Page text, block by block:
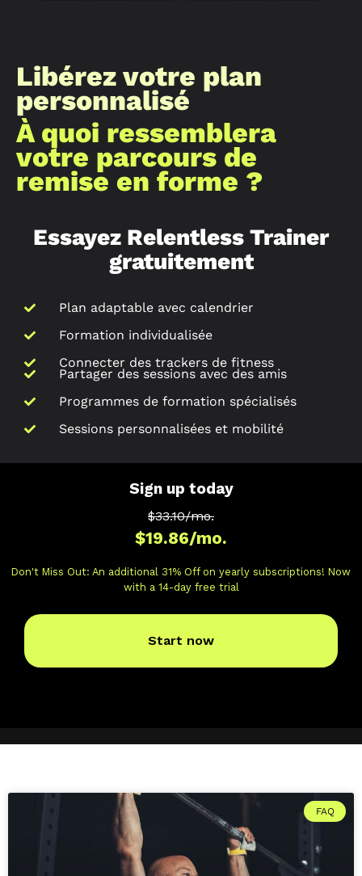
Libérez votre plan
personnalisé
À quoi ressemblera
votre parcours de
remise en forme ?
Essayez Relentless Trainer
gratuitement
Plan adaptable avec calendrier
Formation individualisée
Connecter des trackers de fitness
Partager des sessions avec des amis
Programmes de formation spécialisés
Sessions personnalisées et mobilité
FAQ